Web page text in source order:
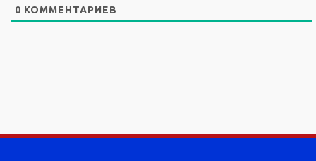
0 КОММЕНТАРИЕВ